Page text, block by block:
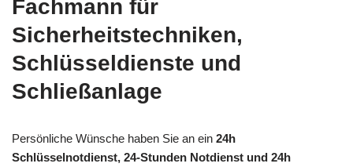
Fachmann für
Sicherheitstechniken,
Schlüsseldienste und
Schließanlage
Persönliche Wünsche haben Sie an ein 24h
Schlüsselnotdienst, 24-Stunden Notdienst und 24h